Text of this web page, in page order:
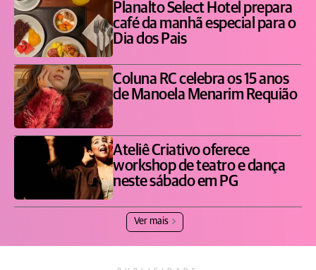
Planalto Select Hotel prepara
café da manhã especial para o
Dia dos Pais
Coluna RC celebra os 15 anos
de Manoela Menarim Requião
Ateliê Criativo oferece
workshop de teatro e dança
neste sábado em PG
Ver mais